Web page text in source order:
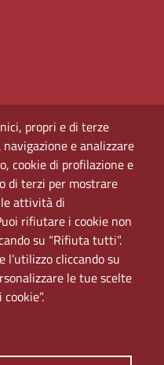
propri e di terze
e analizzare
cookie di profilazione e
di terzi per mostrare
attività di
rifiutare i cookie non
su “Rifiuta tutti”.
l’utilizzo cliccando su
le tue scelte